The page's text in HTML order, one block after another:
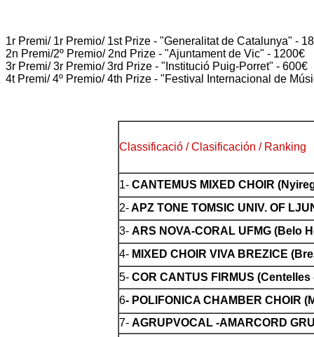
1r Premi/ 1r Premio/ 1st Prize - "Generalitat de Catalunya" -
2n Premi/2º Premio/ 2nd Prize - "Ajuntament de Vic" - 1200€
3r Premi/ 3r Premio/ 3rd Prize - "Institució Puig-Porret" - 600€
4t Premi/ 4º Premio/ 4th Prize - "Festival Internacional de
Classificació / Clasificación / Ranking
1- CANTEMUS MIXED CHOIR
2-APZ TONE TOMSIC UNIV. OF
3- ARS NOVA-CORAL UFMG (Belo
4- MIXED CHOIR VIVA BREZICE
5- COR CANTUS FIRMUS
6- POLIFONICA CHAMBER CHOIR
7- AGRUPVOCAL -AMARCORD